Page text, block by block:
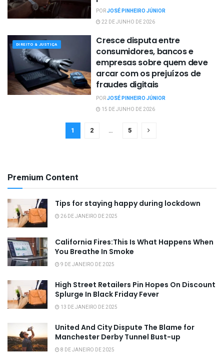
PORJOSÉ PINHEIRO JÚNIOR
22 DE JUNHO DE 2026
DIREITO & JUSTIÇA
Cresce disputa entre
consumidores, bancos e
empresas sobre quem deve
arcar com os prejuízos de
fraudes digitais
PORJOSÉ PINHEIRO JÚNIOR
15 DE JUNHO DE 2026
1 2 … 5
Premium Content
Tips for staying happy during lockdown
26 DE JANEIRO DE 2025
California Fires:This Is What Happens When
You Breathe In Smoke
9 DE JANEIRO DE 2025
High Street Retailers Pin Hopes On Discount
Splurge In Black Friday Fever
13 DE JANEIRO DE 2025
United And City Dispute The Blame for
Manchester Derby Tunnel Bust-up
8 DE JANEIRO DE 2025